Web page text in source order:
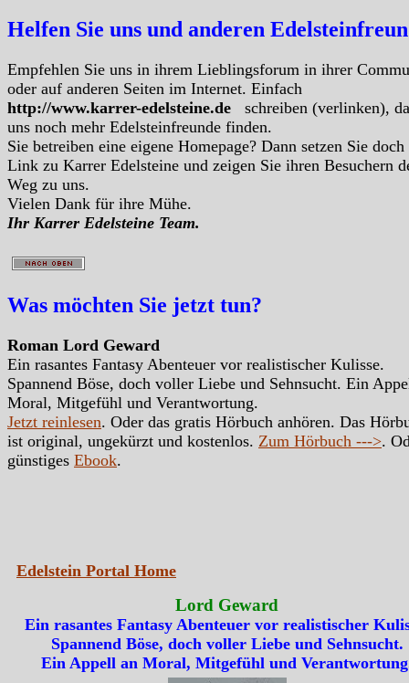
Helfen Sie uns und anderen
Empfehlen Sie uns in ihrem Lieblingsforum in ihrer
oder auf anderen Seiten im Internet. Einfach
http://www.karrer-edelsteine.de
schreiben (verlinken),
uns noch mehr Edelsteinfreunde finden.
Sie betreiben eine eigene Homepage? Dann setzen Sie doch
Link zu Karrer Edelsteine und zeigen Sie ihren Besuchern
Weg zu uns.
Vielen Dank für ihre Mühe.
Ihr Karrer Edelsteine Team.
Was möchten Sie jetzt tun?
Roman Lord Geward
Ein rasantes Fantasy Abenteuer vor realistischer Kulisse.
Spannend Böse, doch voller Liebe und Sehnsucht. Ein
Moral, Mitgefühl und Verantwortung.
Jetzt reinlesen. Oder das gratis Hörbuch anhören. Das
ist original, ungekürzt und kostenlos. Zum Hörbuch --->.
günstiges Ebook.
Edelstein Portal Home
Lord Geward
Ein rasantes Fantasy Abenteuer vor realistischer
Spannend Böse, doch voller Liebe und Sehnsucht.
Ein Appell an Moral, Mitgefühl und